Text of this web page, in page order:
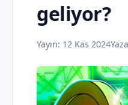
geliyor?
Yayın: 12 Kas 2024